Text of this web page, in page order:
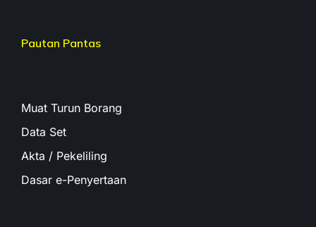
Pautan Pantas
Muat Turun Borang
Data Set
Akta / Pekeliling
Dasar e-Penyertaan